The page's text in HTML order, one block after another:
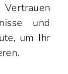
und
um Ihr